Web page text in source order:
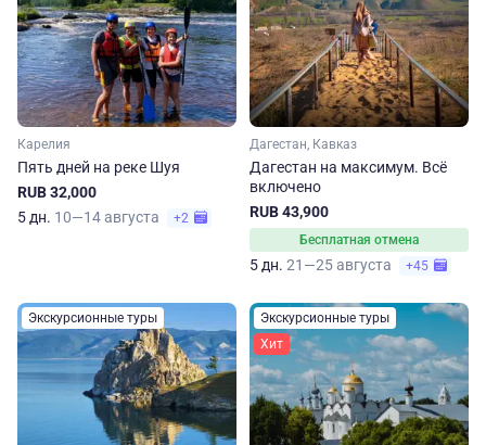
Карелия
Пять дней на реке Шуя
RUB 32,000
5 дн. 10—14 августа +2
Дагестан, Кавказ
Дагестан на максимум. Вcё
включено
RUB 43,900
Бесплатная отмена
5 дн. 21—25 августа +45
Экскурсионные туры
Экскурсионные туры
Хит